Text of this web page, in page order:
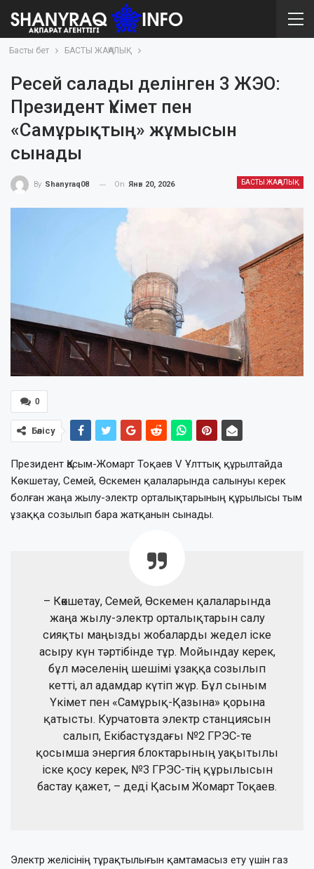
Басты бет БАСТЫ ЖАҢАЛЫҚ
Ресей салады делінген 3 ЖЭО:
Президент Үкімет пен
«Самұрықтың» жұмысын
сынады
БАСТЫ ЖАҢАЛЫҚ
By Shanyraq08 On Янв 20, 2026
0
Бөлісу
Президент Қасым-Жомарт Тоқаев V Ұлттық құрылтайда
Көкшетау, Семей, Өскемен қалаларында салынуы керек
болған жаңа жылу-электр орталықтарының құрылысы тым
ұзаққа созылып бара жатқанын сынады.
– Көкшетау, Семей, Өскемен қалаларында
жаңа жылу-электр орталықтарын салу
сияқты маңызды жобаларды жедел іске
асыру күн тәртібінде тұр. Мойындау керек,
бұл мәселенің шешімі ұзаққа созылып
кетті, ал адамдар күтіп жүр. Бұл сыным
Үкімет пен «Самұрық-Қазына» қорына
қатысты. Курчатовта электр станциясын
салып, Екібастұздағы №2 ГРЭС-те
қосымша энергия блоктарының уақытылы
іске қосу керек, №3 ГРЭС-тің құрылысын
бастау қажет, – деді Қасым Жомарт Тоқаев.
Электр желісінің тұрақтылығын қамтамасыз ету үшін газ